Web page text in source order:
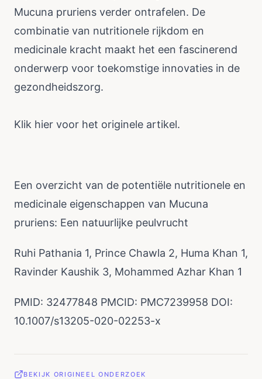
Mucuna pruriens verder ontrafelen. De
combinatie van nutritionele rijkdom en
medicinale kracht maakt het een fascinerend
onderwerp voor toekomstige innovaties in de
gezondheidszorg.
Klik hier voor het originele artikel.
Een overzicht van de potentiële nutritionele en
medicinale eigenschappen van Mucuna
pruriens: Een natuurlijke peulvrucht
Ruhi Pathania 1, Prince Chawla 2, Huma Khan 1,
Ravinder Kaushik 3, Mohammed Azhar Khan 1
PMID: 32477848 PMCID: PMC7239958 DOI:
10.1007/s13205-020-02253-x
BEKIJK ORIGINEEL ONDERZOEK